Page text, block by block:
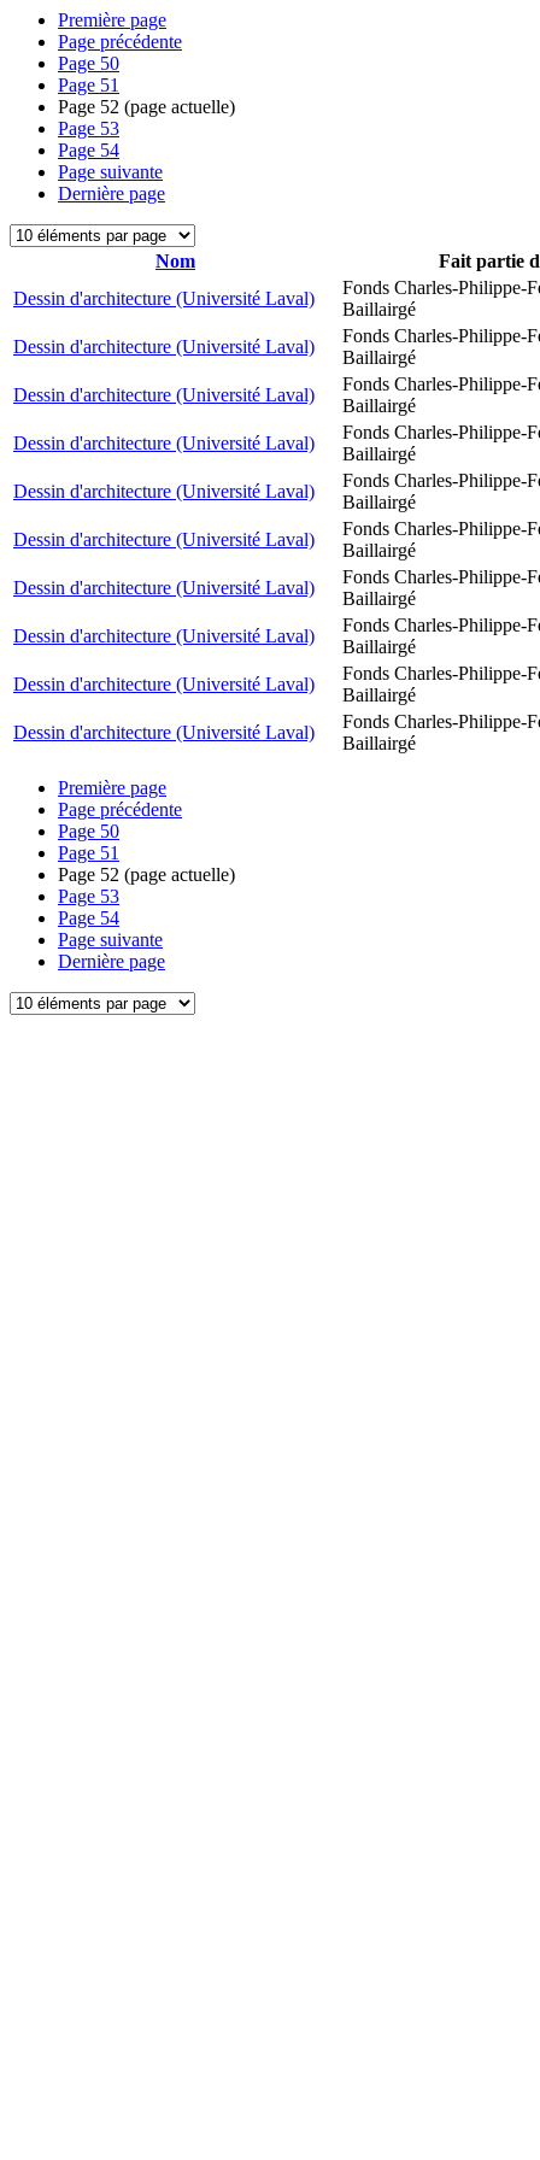
Première page
Page précédente
Page 50
Page 51
Page 52 (page actuelle)
Page 53
Page 54
Page suivante
Dernière page
Nom
Fait partie
Dessin d'architecture (Université Laval)
Fonds Charles-Philippe-
Baillairgé
Dessin d'architecture (Université Laval)
Fonds Charles-Philippe-
Baillairgé
Dessin d'architecture (Université Laval)
Fonds Charles-Philippe-
Baillairgé
Dessin d'architecture (Université Laval)
Fonds Charles-Philippe-
Baillairgé
Dessin d'architecture (Université Laval)
Fonds Charles-Philippe-
Baillairgé
Dessin d'architecture (Université Laval)
Fonds Charles-Philippe-
Baillairgé
Dessin d'architecture (Université Laval)
Fonds Charles-Philippe-
Baillairgé
Dessin d'architecture (Université Laval)
Fonds Charles-Philippe-
Baillairgé
Dessin d'architecture (Université Laval)
Fonds Charles-Philippe-
Baillairgé
Dessin d'architecture (Université Laval)
Fonds Charles-Philippe-
Baillairgé
Première page
Page précédente
Page 50
Page 51
Page 52 (page actuelle)
Page 53
Page 54
Page suivante
Dernière page